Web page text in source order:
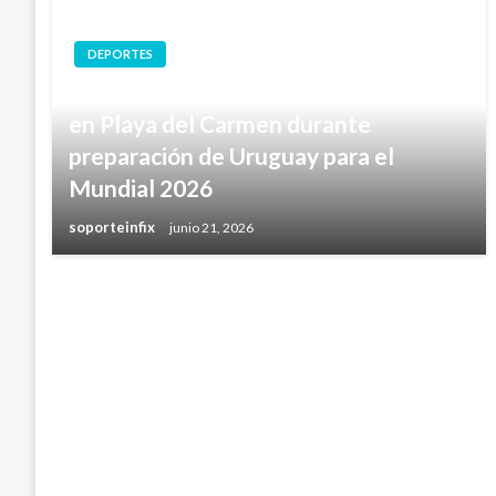
DEPORTES
en Playa del Carmen durante
preparación de Uruguay para el
Mundial 2026
soporteinfix junio 21, 2026